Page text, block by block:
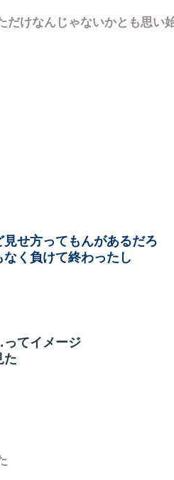
だけなんじゃないかとも思い
せ方ってもんがあるだろ
く負けて終わったし
てイメージ
た